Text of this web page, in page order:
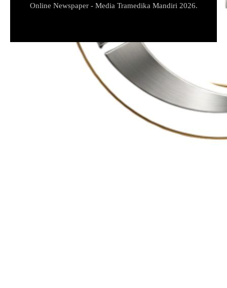
Online Newspaper - Media Tramedika Mandiri 2026.